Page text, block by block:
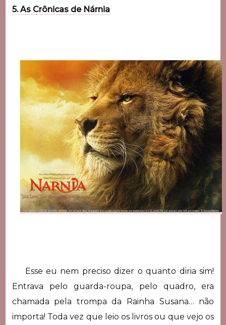
5. As Crônicas de Nárnia
Esse eu nem preciso dizer o quanto diria sim!
Entrava pelo guarda-roupa, pelo quadro, era
chamada pela trompa da Rainha Susana… não
importa! Toda vez que leio os livros ou que vejo os